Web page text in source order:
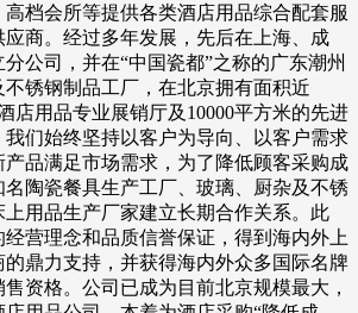
档会所等提供各类酒店用品综合配套服
商。经过多年发展，先后在上海、成
公司，并在“中国瓷都”之称的广东潮州
锈钢制品工厂，在北京拥有面积近
店用品专业展销厅及10000平方米的先进
们始终坚持以客户为导向、以客户需求
品满足市场需求，为了降低顾客采购成
陶瓷餐具生产工厂、玻璃、厨杂及不锈
用品生产厂家建立长期合作关系。此
营理念和品质信誉保证，得到海内外上
鼎力支持，并获得海内外众多国际名牌
资格。公司已成为目前北京规模最大，